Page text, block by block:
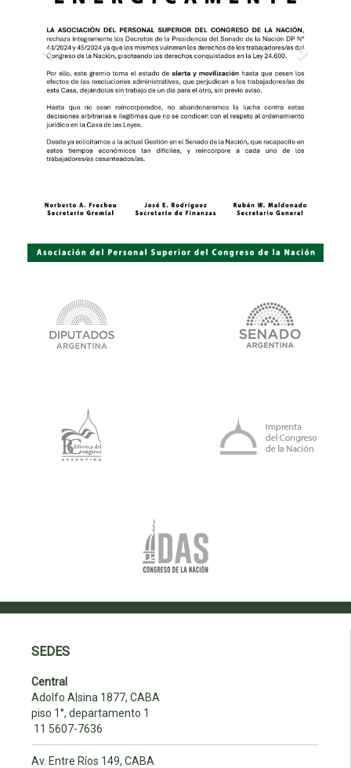
SEDES
Central
Adolfo Alsina 1877, CABA
piso 1°, departamento 1
11 5607-7636
Av. Entre Ríos 149, CABA